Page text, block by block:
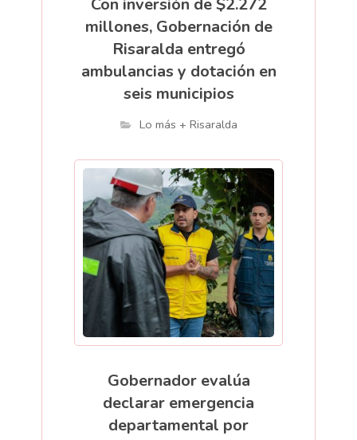
millones, Gobernación de
Risaralda entregó
ambulancias y dotación en
seis municipios
Lo más + Risaralda
Gobernador evalúa
declarar emergencia
departamental por